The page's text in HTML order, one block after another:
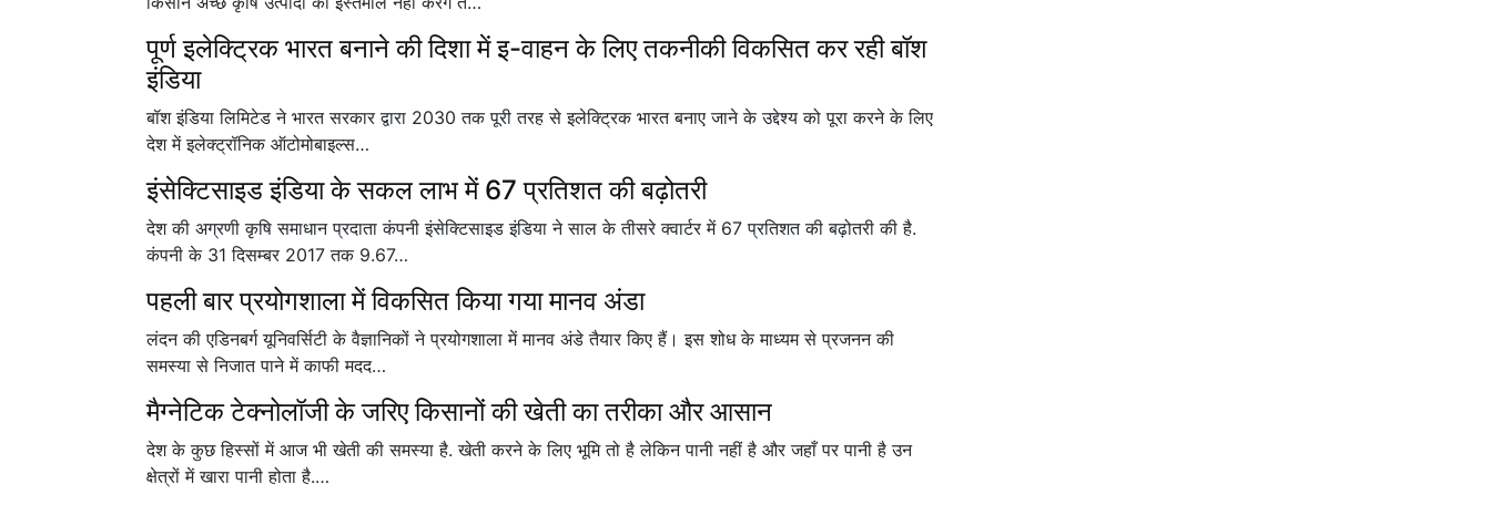
पूर्ण इलेक्ट्रिक भारत बनाने की दिशा में इ-वाहन के लिए तकनीकी विकसित कर रही बॉश
इंडिया
बॉश इंडिया लिमिटेड ने भारत सरकार द्वारा 2030 तक पूरी तरह से इलेक्ट्रिक भारत बनाए जाने के उद्देश्य को पूरा करने के लिए
देश में इलेक्ट्रॉनिक ऑटोमोबाइल्स…
इंसेक्टिसाइड इंडिया के सकल लाभ में 67 प्रतिशत की बढ़ोतरी
देश की अग्रणी कृषि समाधान प्रदाता कंपनी इंसेक्टिसाइड इंडिया ने साल के तीसरे क्वार्टर में 67 प्रतिशत की बढ़ोतरी की है.
कंपनी के 31 दिसम्बर 2017 तक 9.67…
पहली बार प्रयोगशाला में विकसित किया गया मानव अंडा
लंदन की एडिनबर्ग यूनिवर्सिटी के वैज्ञानिकों ने प्रयोगशाला में मानव अंडे तैयार किए हैं। इस शोध के माध्यम से प्रजनन की
समस्या से निजात पाने में काफी मदद…
मैग्नेटिक टेक्नोलॉजी के जरिए किसानों की खेती का तरीका और आसान
देश के कुछ हिस्सों में आज भी खेती की समस्या है. खेती करने के लिए भूमि तो है लेकिन पानी नहीं है और जहाँ पर पानी है उन
क्षेत्रों में खारा पानी होता है.…